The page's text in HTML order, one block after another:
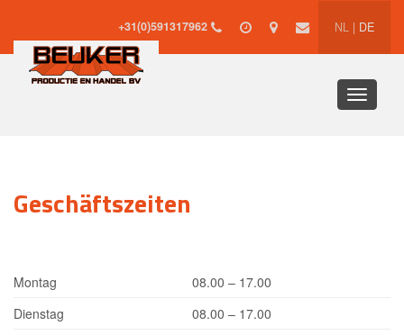
NL | DE
+31(0)591317962
Toggle
Geschäftszeiten
Montag
08.00 – 17.00
Dienstag
08.00 – 17.00